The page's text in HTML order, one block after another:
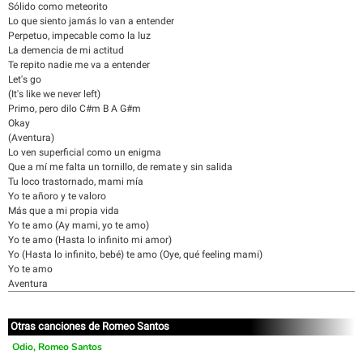
Sólido como meteorito
Lo que siento jamás lo van a entender
Perpetuo, impecable como la luz
La demencia de mi actitud
Te repito nadie me va a entender
Let's go
(It's like we never left)
Primo, pero dilo C#m B A G#m
Okay
(Aventura)
Lo ven superficial como un enigma
Que a mí me falta un tornillo, de remate y sin salida
Tu loco trastornado, mami mía
Yo te añoro y te valoro
Más que a mi propia vida
Yo te amo (Ay mami, yo te amo)
Yo te amo (Hasta lo infinito mi amor)
Yo (Hasta lo infinito, bebé) te amo (Oye, qué feeling mami)
Yo te amo
Aventura
Otras canciones de Romeo Santos
Odio, Romeo Santos